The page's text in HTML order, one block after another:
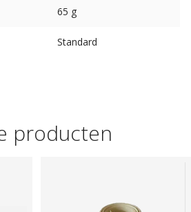
65 g
Standard
producten